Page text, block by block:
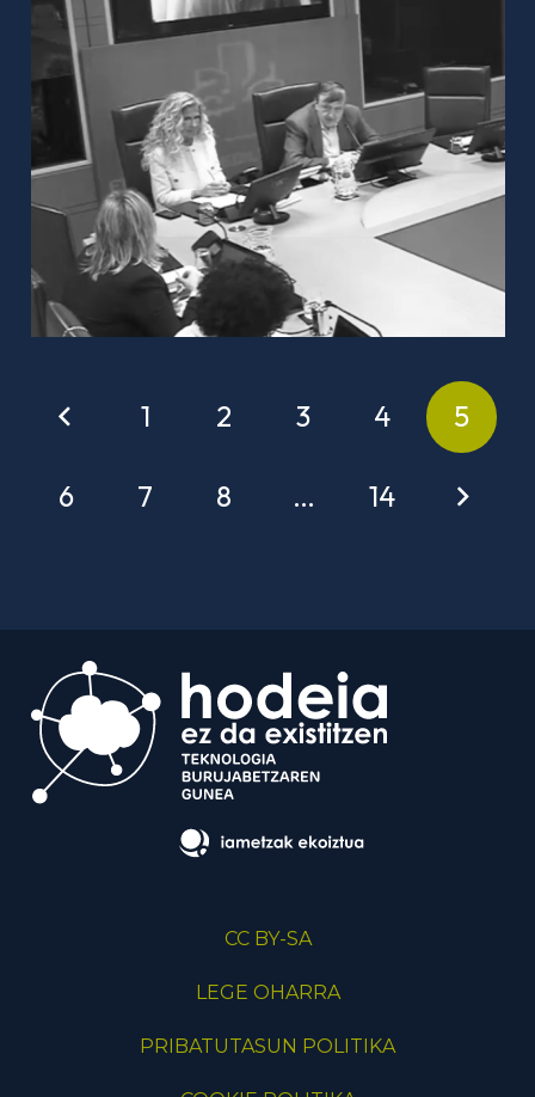
1 2 3 4 5
6 7 8 … 14
CC BY-SA
LEGE OHARRA
PRIBATUTASUN POLITIKA